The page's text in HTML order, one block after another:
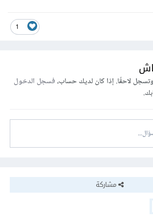
1
لاحقًا. إذا كان لديك حساب،فسجل الدخول
مشاركة